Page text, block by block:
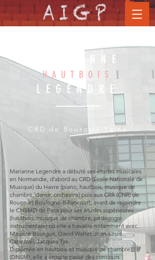
MARIANNE
HAUTBOIS
LEGENDRE
CRD de Bourg-la-Reine
Marianne Legendre a débuté ses études musicales
en Normandie, d’abord au CRD (École Nationale de
Musique) du Havre (piano, hautbois, musique de
chambre, danse, orchestre) puis aux CRR (CNR) de
Rouen et Boulogne-Billancourt, avant de rejoindre
le CNSMD de Paris pour ses études supérieures
(hautbois, musique de chambre, pédagogie
instrumentale) où elle a travaillé notamment avec
Maurice Bourgue, David Walter, Jean-Louis
Capezzali, Jacques Tys.
Diplômée en hautbois et musique de chambre
(DNSM), elle a ensuite passé des concours